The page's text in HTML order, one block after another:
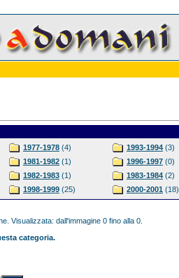
1977-1978 (4)
1981-1982 (1)
1982-1983 (1)
1998-1999 (25)
1993-1994 (3)
1996-1997 (0)
1983-1984 (2)
2000-2001 (18)
Visualizzata: dall'immagine 0 fino alla 0.
categoria.